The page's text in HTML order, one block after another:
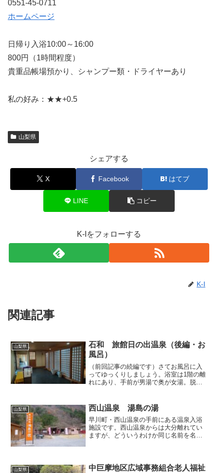
0551-45-0711
ホームページ
日帰り入浴10:00～16:00
800円（1時間程度）
貴重品帳場預かり、シャンプー類・ドライヤーあり
私の好み：★★+0.5
山梨県
シェアする
X Facebook はてブ
LINE コピー
K-Iをフォローする
K-I
関連記事
山梨県
石和 旅館日の出温泉（後編・お
風呂）
（前回記事の続編です）さてお風呂に入
ってゆっくりしましょう。浴室は1階の離
れにあり、手前が男湯で奥が女湯。脱衣
呂も奇を衒わない質実剛健な造りであ
り、むしろ邪念に囚われ...
山梨県 西山温泉 湯島の湯
早川町・西山温泉の手前にある温泉入浴
施設です。西山温泉からは大分離れてい
ますが、どういうわけか同じ名前を名乗
これが宿泊ロッジです。...
山梨県
中巨摩地区広域事務組合老人福祉